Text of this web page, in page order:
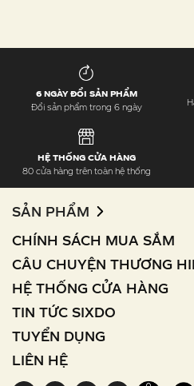
6 NGÀY ĐỔI SẢN PHẨM
Đổi sản phẩm trong 6 ngày
HỆ THỐNG CỬA HÀNG
80 cửa hàng trên toàn hệ thống
SẢN PHẨM
CHÍNH SÁCH MUA SẮM
CÂU CHUYỆN THƯƠNG
HỆ THỐNG CỬA HÀNG
TIN TỨC SIXDO
TUYỂN DỤNG
LIÊN HỆ